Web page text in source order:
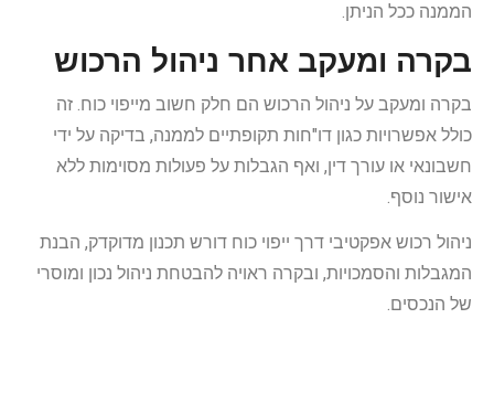
הממנה ככל הניתן.
בקרה ומעקב אחר ניהול הרכוש
בקרה ומעקב על ניהול הרכוש הם חלק חשוב מייפוי כוח. זה
כולל אפשרויות כגון דו"חות תקופתיים לממנה, בדיקה על ידי
חשבונאי או עורך דין, ואף הגבלות על פעולות מסוימות ללא
אישור נוסף.
ניהול רכוש אפקטיבי דרך ייפוי כוח דורש תכנון מדוקדק, הבנת
המגבלות והסמכויות, ובקרה ראויה להבטחת ניהול נכון ומוסרי
של הנכסים.